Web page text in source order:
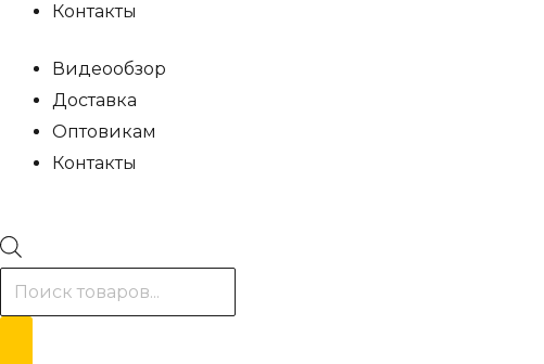
Контакты
Видеообзор
Доставка
Оптовикам
Контакты
Поиск
товаров